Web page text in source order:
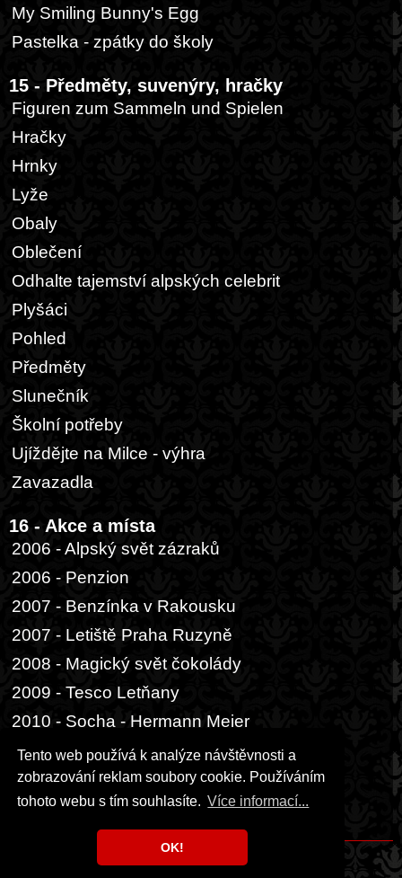
Tento web používá k analýze návštěvnosti a
zobrazování reklam soubory cookie. Používáním
tohoto webu s tím souhlasíte. Více informací...
OK!
My Smiling Bunny's Egg
Pastelka - zpátky do školy
15 - Předměty, suvenýry, hračky
Figuren zum Sammeln und Spielen
Hračky
Hrnky
Lyže
Obaly
Oblečení
Odhalte tajemství alpských celebrit
Plyšáci
Pohled
Předměty
Slunečník
Školní potřeby
Ujíždějte na Milce - výhra
Zavazadla
16 - Akce a místa
2006 - Alpský svět zázraků
2006 - Penzion
2007 - Benzínka v Rakousku
2007 - Letiště Praha Ruzyně
2008 - Magický svět čokolády
2009 - Tesco Letňany
2010 - Socha - Hermann Meier
2014 - Buenos Aires, přístav
17 - Ostatní
Copyright © 1999 - 2026 Milka